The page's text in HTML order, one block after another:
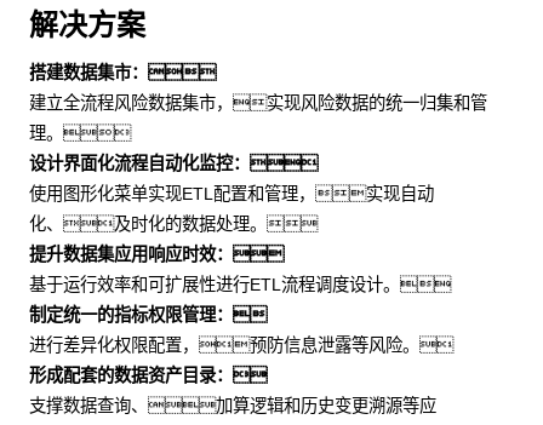
解决方案
搭建数据集市：
建立全流程风险数据集市，实现风险数据的统一归集和管
理。
设计界面化流程自动化监控：
使用图形化菜单实现ETL配置和管理，实现自动
化、及时化的数据处理。
提升数据集应用响应时效：
基于运行效率和可扩展性进行ETL流程调度设计。
制定统一的指标权限管理：
进行差异化权限配置，预防信息泄露等风险。
形成配套的数据资产目录：
支撑数据查询、加算逻辑和历史变更溯源等应